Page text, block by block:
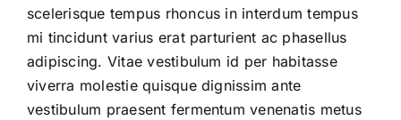
scelerisque tempus rhoncus in interdum tempus
mi tincidunt varius erat parturient ac phasellus
adipiscing. Vitae vestibulum id per habitasse
viverra molestie quisque dignissim ante
vestibulum praesent fermentum venenatis metus